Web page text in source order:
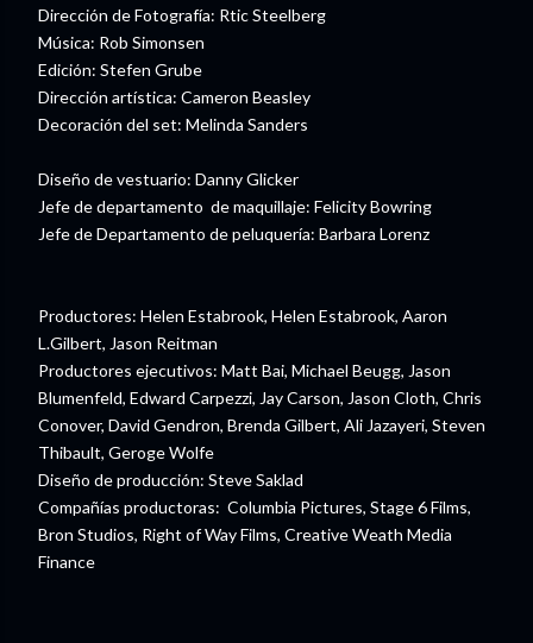
Dirección de Fotografía: Rtic Steelberg
Música: Rob Simonsen
Edición: Stefen Grube
Dirección artística: Cameron Beasley
Decoración del set: Melinda Sanders
Diseño de vestuario: Danny Glicker
Jefe de departamento de maquillaje: Felicity Bowring
Jefe de Departamento de peluquería: Barbara Lorenz
Productores: Helen Estabrook, Helen Estabrook, Aaron
L.Gilbert, Jason Reitman
Productores ejecutivos: Matt Bai, Michael Beugg, Jason
Blumenfeld, Edward Carpezzi, Jay Carson, Jason Cloth, Chris
Conover, David Gendron, Brenda Gilbert, Ali Jazayeri, Steven
Thibault, Geroge Wolfe
Diseño de producción: Steve Saklad
Compañías productoras: Columbia Pictures, Stage 6 Films,
Bron Studios, Right of Way Films, Creative Weath Media
Finance